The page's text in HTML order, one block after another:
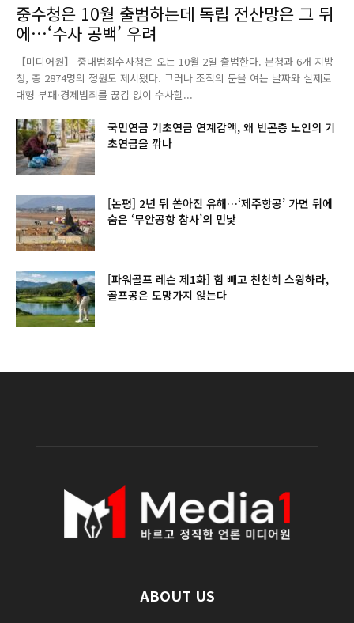
중수청은 10월 출범하는데 독립 전산망은 그 뒤
에…‘수사 공백’ 우려
【미디어원】 중대범죄수사청은 오는 10월 2일 출범한다. 본청과 6개 지방
청, 총 2874명의 정원도 제시됐다. 그러나 조직의 문을 여는 날짜와 실제로
대형 부패·경제범죄를 끊김 없이 수사할...
국민연금 기초연금 연계감액, 왜 빈곤층 노인의 기
초연금을 깎나
[논평] 2년 뒤 쏟아진 유해…‘제주항공’ 가면 뒤에
숨은 ‘무안공항 참사’의 민낯
[파워골프 레슨 제1화] 힘 빼고 천천히 스윙하라,
골프공은 도망가지 않는다
ABOUT US